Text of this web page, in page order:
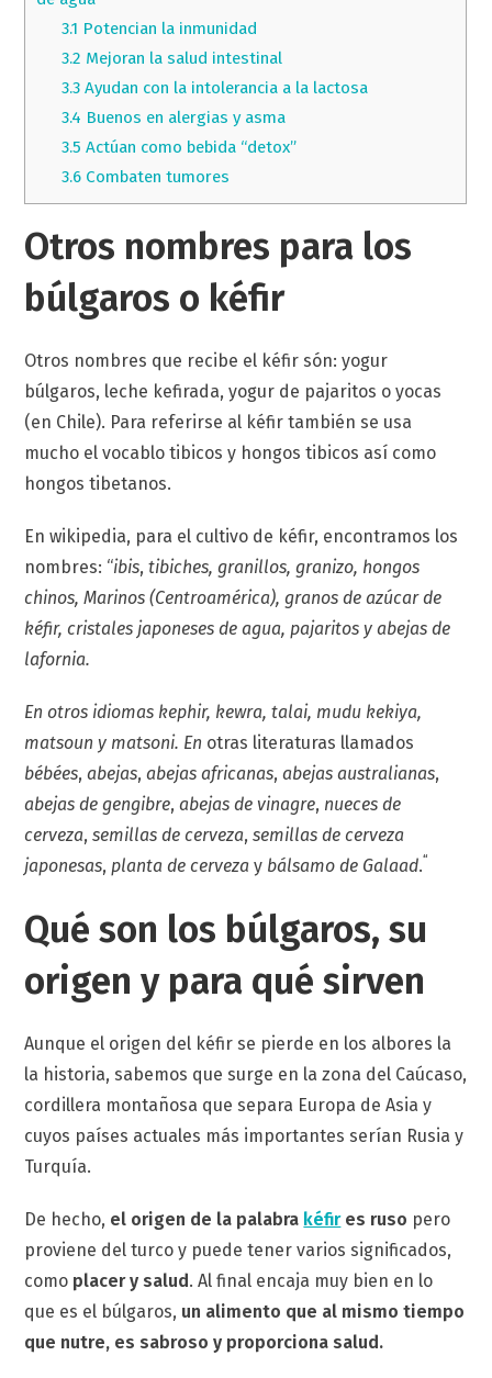
3.1 Potencian la inmunidad
3.2 Mejoran la salud intestinal
3.3 Ayudan con la intolerancia a la lactosa
3.4 Buenos en alergias y asma
3.5 Actúan como bebida “detox”
3.6 Combaten tumores
Otros nombres para los
búlgaros o kéfir
Otros nombres que recibe el kéfir són: yogur
búlgaros, leche kefirada, yogur de pajaritos o yocas
(en Chile). Para referirse al kéfir también se usa
mucho el vocablo tibicos y hongos tibicos así como
hongos tibetanos.
En wikipedia, para el cultivo de kéfir, encontramos los
nombres: “ibis,tibiches, granillos, granizo, hongos
chinos, Marinos (Centroamérica), granos de azúcar de
kéfir, cristales japoneses de agua, pajaritos y abejas de
lafornia.
En otros idiomas kephir, kewra, talai, mudu kekiya,
matsoun y matsoni. En otras literaturas llamados
bébées,abejas,abejas africanas,abejas australianas,
abejas de gengibre,abejas de vinagre, nueces de
cerveza,semillas de cerveza,semillas de cerveza
japonesas, planta de cerveza y bálsamo de Galaad.“
Qué son los búlgaros, su
origen y para qué sirven
Aunque el origen del kéfir se pierde en los albores la
la historia, sabemos que surge en la zona del Caúcaso,
cordillera montañosa que separa Europa de Asia y
cuyos países actuales más importantes serían Rusia y
Turquía.
De hecho, el origen de la palabra kéfires ruso pero
proviene del turco y puede tener varios significados,
como placer y salud . Al final encaja muy bien en lo
que es el búlgaros, un alimento que al mismo tiempo
que nutre, es sabroso y proporciona salud.